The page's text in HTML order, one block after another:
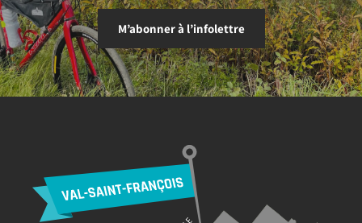
M’abonner à l’infolettre